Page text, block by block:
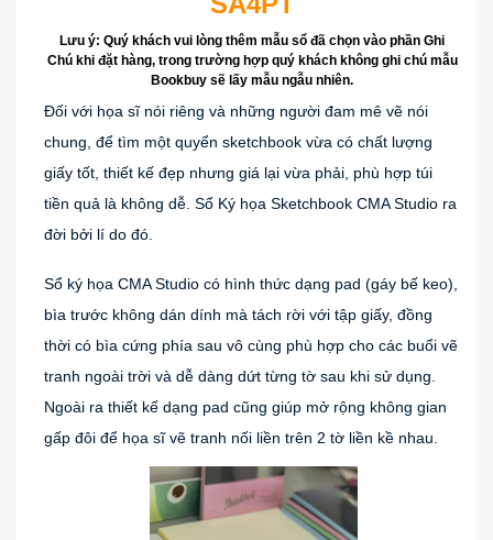
Lưu ý: Quý khách vui lòng thêm mẫu sổ đã chọn vào phần Ghi
Chú khi đặt hàng, trong trường hợp quý khách không ghi chú mẫu
Bookbuy sẽ lấy mẫu ngẫu nhiên.
Đối với họa sĩ nói riêng và những người đam mê vẽ nói
chung, để tìm một quyển sketchbook vừa có chất lượng
giấy tốt, thiết kế đẹp nhưng giá lại vừa phải, phù hợp túi
tiền quả là không dễ. Sổ Ký họa Sketchbook CMA Studio ra
đời bởi lí do đó.
Sổ ký họa CMA Studio có hình thức dạng pad (gáy bế keo),
bìa trước không dán dính mà tách rời với tập giấy, đồng
thời có bìa cứng phía sau vô cùng phù hợp cho các buổi vẽ
tranh ngoài trời và dễ dàng dứt từng tờ sau khi sử dụng.
Ngoài ra thiết kế dạng pad cũng giúp mở rộng không gian
gấp đôi để họa sĩ vẽ tranh nối liền trên 2 tờ liền kề nhau.